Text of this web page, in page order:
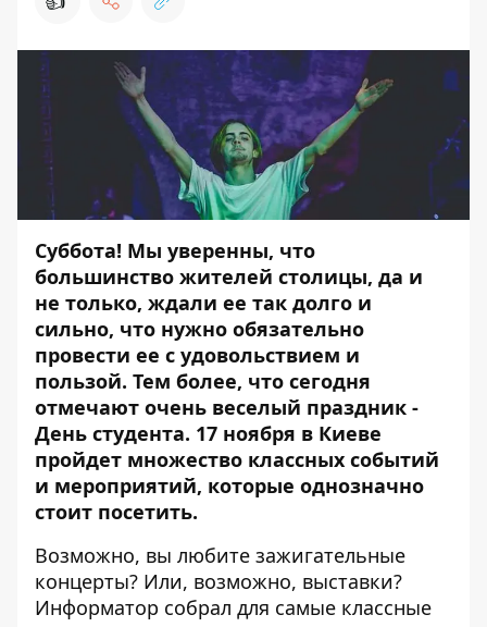
Суббота! Мы уверенны, что
большинство жителей столицы, да и
не только, ждали ее так долго и
сильно, что нужно обязательно
провести ее с удовольствием и
пользой. Тем более, что сегодня
отмечают очень веселый праздник -
День студента. 17 ноября в Киеве
пройдет множество классных событий
и мероприятий, которые однозначно
стоит посетить.
Возможно, вы любите зажигательные
концерты? Или, возможно, выставки?
Информатор собрал для самые классные